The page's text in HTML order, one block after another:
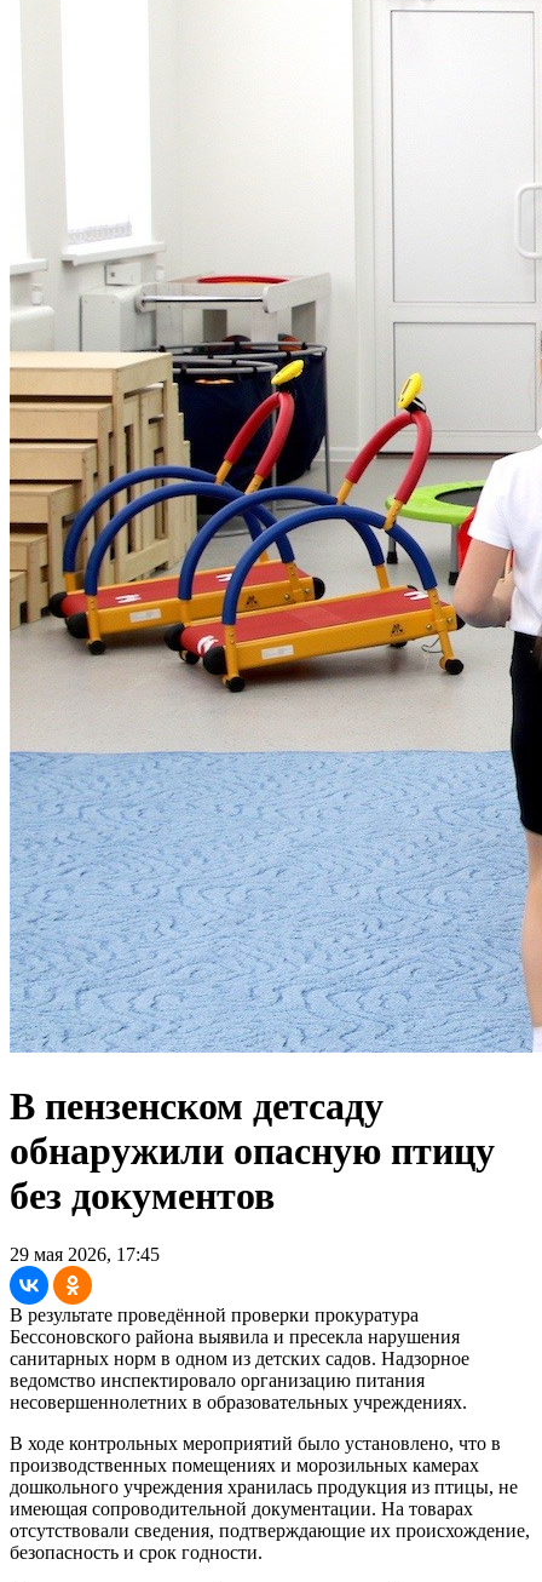
В пензенском детсаду
обнаружили опасную птицу
без документов
29 мая 2026, 17:45
В результате проведённой проверки прокуратура
Бессоновского района выявила и пресекла нарушения
санитарных норм в одном из детских садов. Надзорное
ведомство инспектировало организацию питания
несовершеннолетних в образовательных учреждениях.
В ходе контрольных мероприятий было установлено, что в
производственных помещениях и морозильных камерах
дошкольного учреждения хранилась продукция из птицы, не
имеющая сопроводительной документации. На товарах
отсутствовали сведения, подтверждающие их происхождение,
безопасность и срок годности.